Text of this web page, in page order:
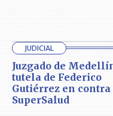
JUDICIAL
Juzgado de
tutela de Federico
Gutiérrez en contra
SuperSalud